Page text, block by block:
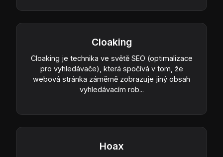
Cloaking
Cloaking je technika ve světě SEO (optimalizace
pro vyhledávače), která spočívá v tom, že
webová stránka záměrně zobrazuje jiný obsah
vyhledávacím rob...
Hoax